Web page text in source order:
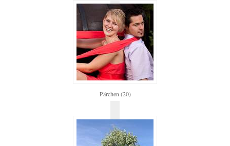
Pärchen (20)